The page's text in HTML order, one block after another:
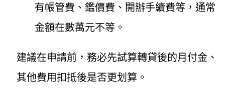
有帳管費、鑑價費、開辦手續費等，通常
金額在數萬元不等。
建議在申請前，務必先試算轉貸後的月付金、
其他費用扣抵後是否更划算。